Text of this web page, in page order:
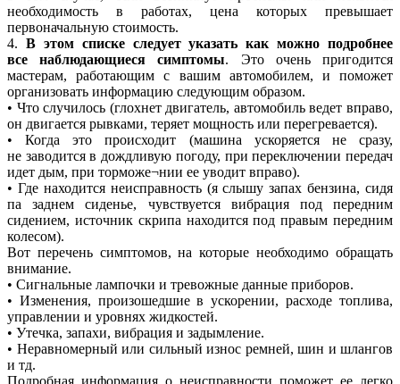
необходимость в работах, цена которых превышает
первоначальную стоимость.
4. В этом списке следует указать как можно подробнее
все наблюдающиеся симптомы. Это очень пригодится
мастерам, работающим с вашим автомобилем, и поможет
организовать информацию следующим образом.
• Что случилось (глохнет двигатель, автомобиль ведет вправо,
он двигается рывками, теряет мощность или перегревается).
• Когда это происходит
(машина ускоряется не сразу,
не заводится в дождливую погоду, при переключении передач
идет дым, при торможе¬нии ее уводит вправо).
• Где находится неисправность (я слышу запах бензина, сидя
па заднем сиденье, чувствуется вибрация под передним
сидением, источник скрипа находится под правым передним
колесом).
Вот перечень симптомов, на которые необходимо обращать
внимание.
• Сигнальные лампочки и тревожные данные приборов.
• Изменения, произошедшие в ускорении, расходе топлива,
управлении и уровнях жидкостей.
• Утечка, запахи, вибрация и задымление.
• Неравномерный или сильный износ ремней, шин и шлангов
и тд.
Подробная информация о неисправности поможет ее легко